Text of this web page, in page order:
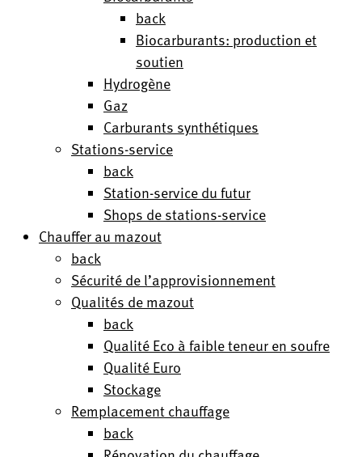
back
Biocarburants: production et
soutien
Hydrogène
Gaz
Carburants synthétiques
Stations-service
back
Station-service du futur
Shops de stations-service
Chauffer au mazout
back
Sécurité de l’approvisionnement
Qualités de mazout
back
Qualité Eco à faible teneur en soufre
Qualité Euro
Stockage
Remplacement chauffage
back